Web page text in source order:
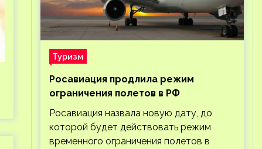
Туризм
Росавиация продлила режим
ограничения полетов в РФ
Росавиация назвала новую дату, до
которой будет действовать режим
временного ограничения полетов в